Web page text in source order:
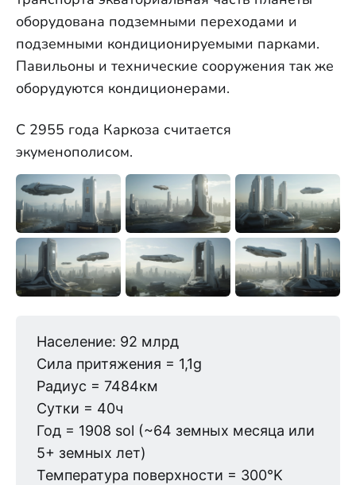
оборудована подземными переходами и
подземными кондиционируемыми парками.
Павильоны и технические сооружения так же
оборудуются кондиционерами.
С 2955 года Каркоза считается
экуменополисом.
Население: 92 млрд
Сила притяжения = 1,1g
Радиус = 7484км
Сутки = 40ч
Год = 1908 sol (~64 земных месяца или
5+ земных лет)
Температура поверхности = 300°K